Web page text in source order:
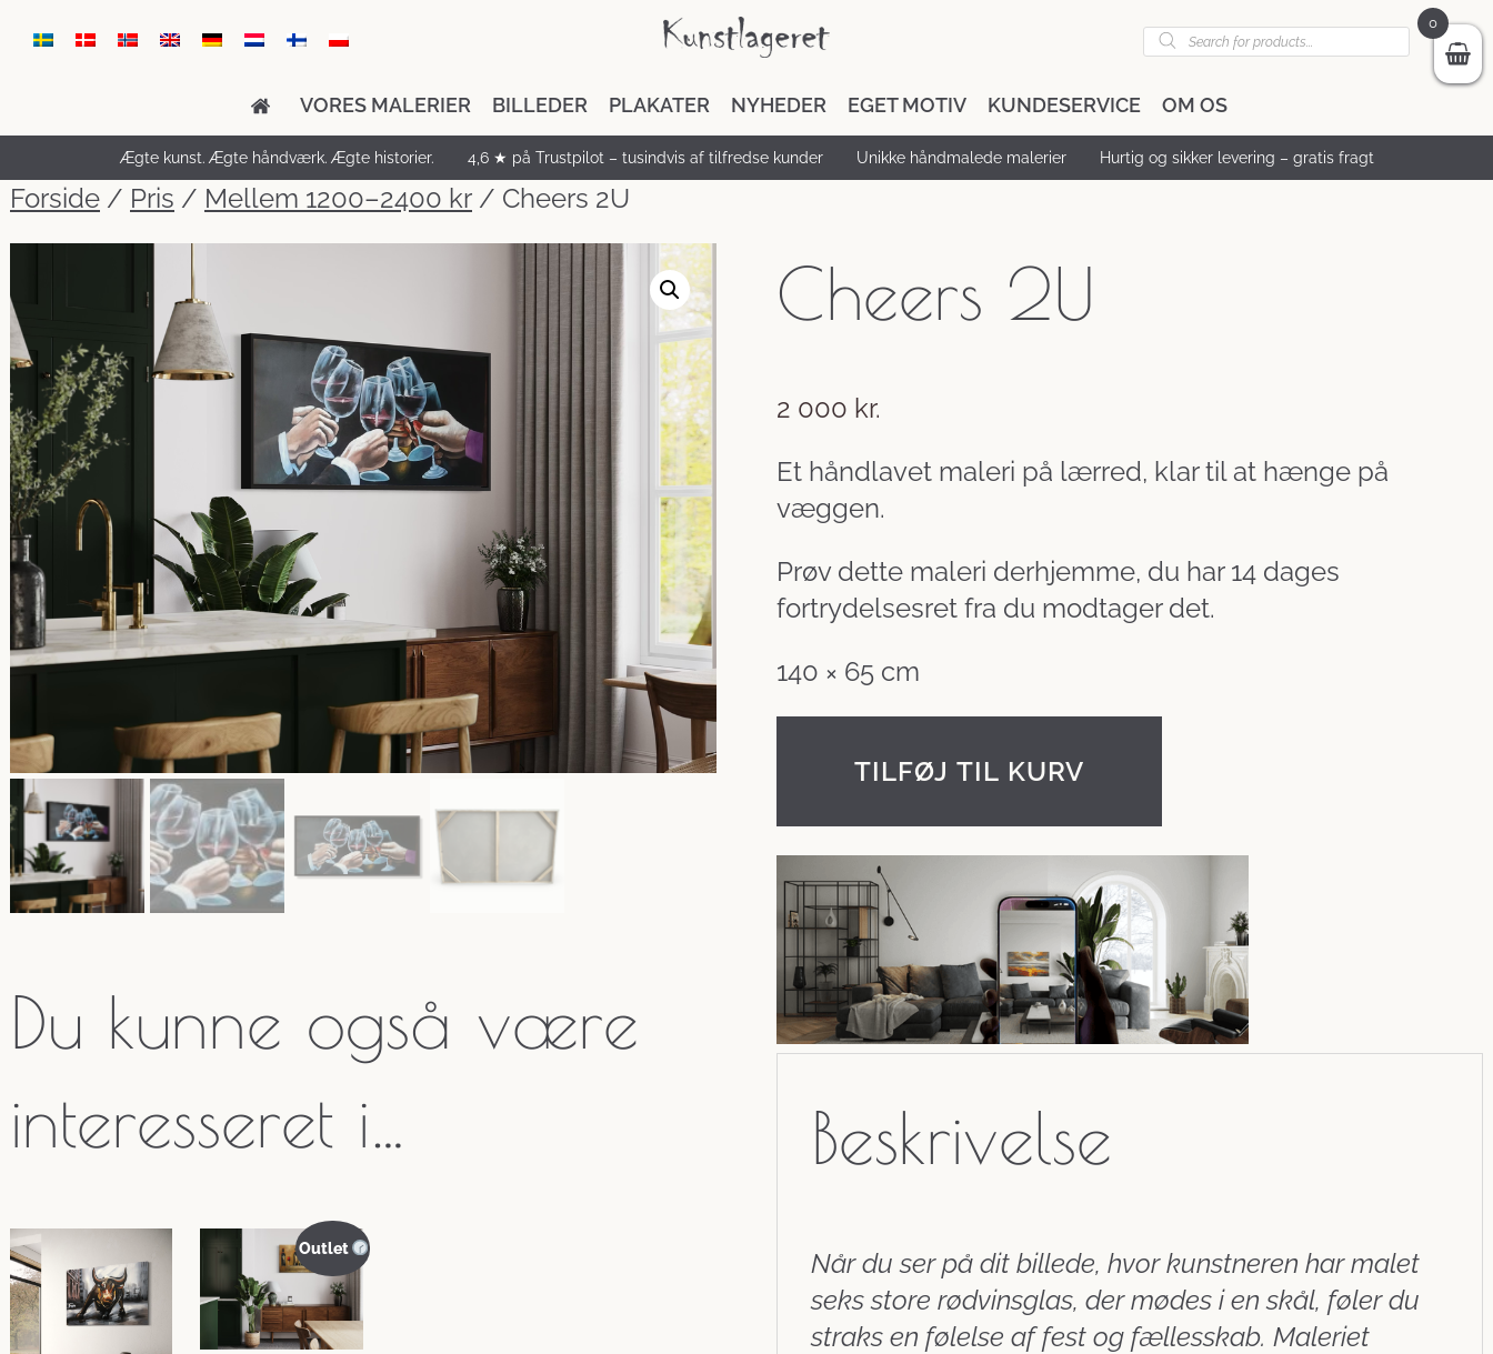
Products
search
VORES MALERIER BILLEDER PLAKATER NYHEDER EGET MOTIV KUNDESERVICE OM OS
Ægte kunst. Ægte håndværk. Ægte historier. 4,6 ★ på Trustpilot – tusindvis af tilfredse kunder Unikke håndmalede malerier Hurtig og sikker levering – gratis fragt
Forside / Pris / Mellem 1200–2400 kr / Cheers 2U
Cheers 2U
2 000 kr.
Et håndlavet maleri på lærred, klar til at hænge på
væggen.
Prøv dette maleri derhjemme, du har 14 dages
fortrydelsesret fra du modtager det.
140 × 65 cm
TILFØJ TIL KURV
Beskrivelse
Når du ser på dit billede, hvor kunstneren har malet
seks store rødvinsglas, der mødes i en skål, føler du
straks en følelse af fest og fællesskab. Maleriet
Du kunne også være
interesseret i…
Outlet
0